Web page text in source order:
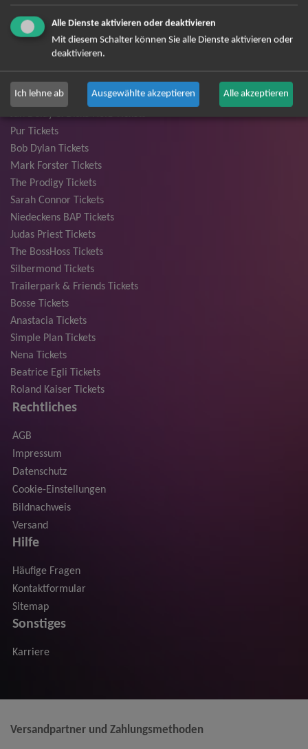
Andreas Gabalier Tickets
Die Fantastischen Vier Tickets
Deep Purple Tickets
Howard Carpendale Tickets
Pur Tickets
Bob Dylan Tickets
Mark Forster Tickets
The Prodigy Tickets
Sarah Connor Tickets
Niedeckens BAP Tickets
Judas Priest Tickets
The BossHoss Tickets
Silbermond Tickets
Trailerpark & Friends Tickets
Bosse Tickets
Anastacia Tickets
Simple Plan Tickets
Nena Tickets
Beatrice Egli Tickets
Roland Kaiser Tickets
Rechtliches
AGB
Impressum
Datenschutz
Cookie-Einstellungen
Bildnachweis
Versand
Hilfe
Häufige Fragen
Kontaktformular
Sitemap
Sonstiges
Karriere
Versandpartner und Zahlungsmethoden
Alle Dienste aktivieren oder deaktivieren
Mit diesem Schalter können Sie alle Dienste aktivieren oder
deaktivieren.
Ich lehne ab Ausgewählte akzeptieren Alle akzeptieren